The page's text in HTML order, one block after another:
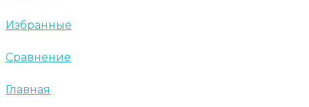
Избранные
Сравнение
Главная